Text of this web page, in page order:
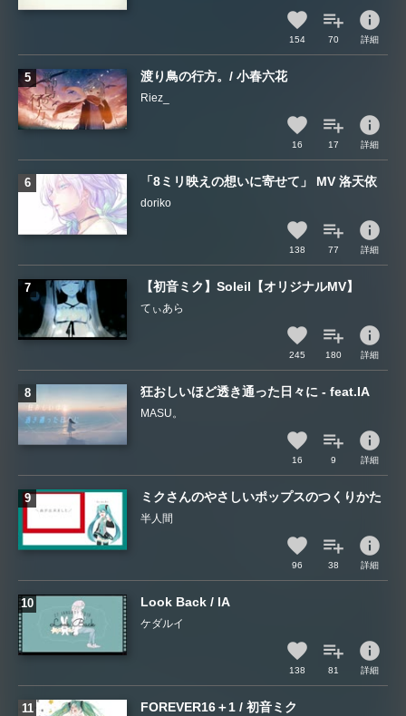
154 70
info
詳細
渡り鳥の行方。/ 小春六花
Riez_
16 17
info
詳細
「8ミリ映えの想いに寄せて」 MV 洛天依
doriko
138 77
info
詳細
【初音ミク】Soleil【オリジナルMV】
てぃあら
245 180
info
詳細
狂おしいほど透き通った日々に - feat.IA
MASU。
16 9
info
詳細
ミクさんのやさしいポップスのつくりかた
半人間
96 38
info
詳細
Look Back / IA
ケダルイ
138 81
info
詳細
FOREVER16＋1 / 初音ミク